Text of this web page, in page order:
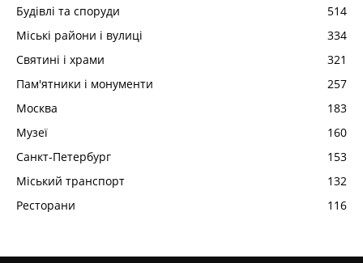
Будівлі та споруди
514
Міські райони і вулиці
334
Святині і храми
321
Пам'ятники і монументи
257
Москва
183
Музеї
160
Санкт-Петербург
153
Міський транспорт
132
Ресторани
116